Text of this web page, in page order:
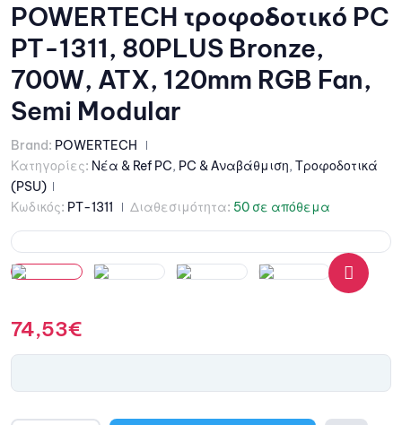
POWERTECH τροφοδοτικό PC
PT-1311, 80PLUS Bronze,
700W, ATX, 120mm RGB Fan,
Semi Modular
Brand: POWERTECH
Κατηγορίες: Νέα & Ref PC, PC & Αναβάθμιση, Τροφοδοτικά
(PSU)
Κωδικός: PT-1311 Διαθεσιμότητα: 50 σε απόθεμα
74,53€